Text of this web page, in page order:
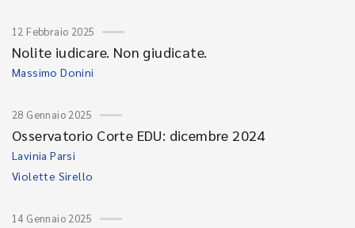
12 Febbraio 2025
Nolite iudicare. Non giudicate.
Massimo Donini
28 Gennaio 2025
Osservatorio Corte EDU: dicembre 2024
Lavinia Parsi
Violette Sirello
14 Gennaio 2025